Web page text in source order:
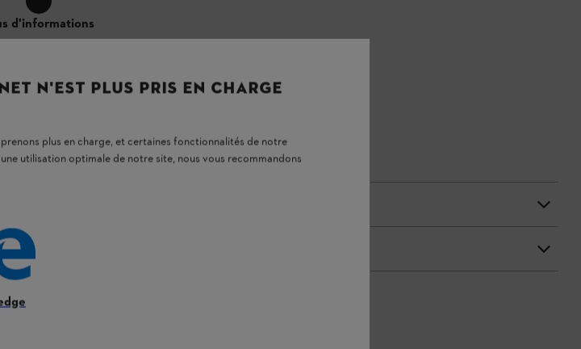
d'informations
N'EST PLUS PRIS EN CHARGE
plus en charge, et certaines fonctionnalités de notre
utilisation optimale de notre site, nous vous recommandons